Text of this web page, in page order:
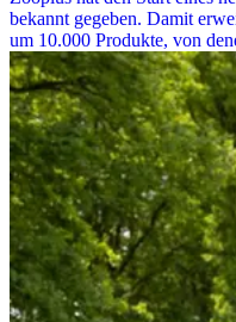
bekannt gegeben. Damit
um 10.000 Produkte, von